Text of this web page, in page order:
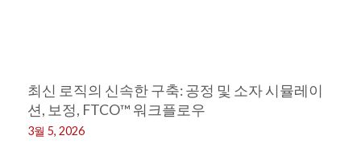
최신 로직의 신속한 구축: 공정 및 소자 시뮬레이
션, 보정, FTCO™ 워크플로우
3월 5, 2026